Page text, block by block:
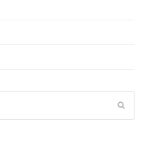
Submit